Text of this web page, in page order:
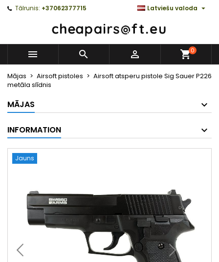
Tālrunis: +37062377715 Latviešu valoda 
   0
Mājas Airsoft pistoles
Airsoft atsperu pistole Sig Sauer P226
metāla slīdnis
MĀJAS
INFORMATION
Jauns